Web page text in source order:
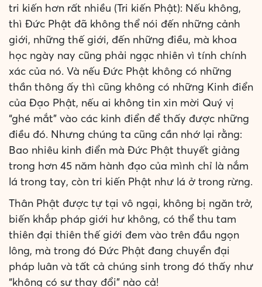
tri kiến hơn rất nhiều (Tri kiến Phật): Nếu không,
thì Đức Phật đã không thể nói đến những cảnh
giới, những thế giới, đến những điều, mà khoa
học ngày nay cũng phải ngạc nhiên vì tính chính
xác của nó. Và nếu Đức Phật không có những
thần thông ấy thì cũng không có những Kinh điển
của Đạo Phật, nếu ai không tin xin mời Quý vị
“ghé mắt” vào các kinh điển để thấy được những
điều đó. Nhưng chúng ta cũng cần nhớ lại rằng:
Bao nhiêu kinh điển mà Đức Phật thuyết giảng
trong hơn 45 năm hành đạo của mình chỉ là nắm
lá trong tay, còn tri kiến Phật như lá ở trong rừng.
Thân Phật được tự tại vô ngại, không bị ngăn trở,
biến khắp pháp giới hư không, có thể thu tam
thiên đại thiên thế giới đem vào trên đầu ngọn
lông, mà trong đó Đức Phật đang chuyển đại
pháp luân và tất cả chúng sinh trong đó thấy như
“không có sự thay đổi” nào cả!